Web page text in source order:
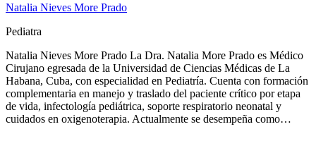
Natalia Nieves More Prado
Pediatra
Natalia Nieves More Prado La Dra. Natalia More Prado es Médico
Cirujano egresada de la Universidad de Ciencias Médicas de La
Habana, Cuba, con especialidad en Pediatría. Cuenta con formación
complementaria en manejo y traslado del paciente crítico por etapa
de vida, infectología pediátrica, soporte respiratorio neonatal y
cuidados en oxigenoterapia. Actualmente se desempeña como…